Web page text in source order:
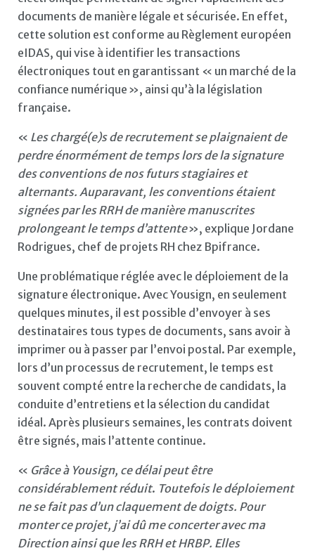
documents de manière légale et sécurisée. En effet,
cette solution est conforme au Règlement européen
eIDAS, qui vise à identifier les transactions
électroniques tout en garantissant « un marché de la
confiance numérique », ainsi qu’à la législation
française.
« Les chargé(e)s de recrutement se plaignaient de
perdre énormément de temps lors de la signature
des conventions de nos futurs stagiaires et
alternants. Auparavant, les conventions étaient
signées par les RRH de manière manuscrites
prolongeant le temps d’attente», explique Jordane
Rodrigues, chef de projets RH chez Bpifrance.
Une problématique réglée avec le déploiement de la
signature électronique. Avec Yousign, en seulement
quelques minutes, il est possible d’envoyer à ses
destinataires tous types de documents, sans avoir à
imprimer ou à passer par l’envoi postal. Par exemple,
lors d’un processus de recrutement, le temps est
souvent compté entre la recherche de candidats, la
conduite d’entretiens et la sélection du candidat
idéal. Après plusieurs semaines, les contrats doivent
être signés, mais l’attente continue.
« Grâce à Yousign, ce délai peut être
considérablement réduit. Toutefois le déploiement
ne se fait pas d’un claquement de doigts. Pour
monter ce projet, j’ai dû me concerter avec ma
Direction ainsi que les RRH et HRBP. Elles